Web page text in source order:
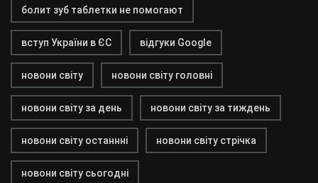
болит зуб таблетки не помогают
вступ України в ЄС відгуки Google
новони світу новони світу головні
новони світу за день новони світу за тиждень
новони світу останнні новони світу стрічка
новони світу сьогодні